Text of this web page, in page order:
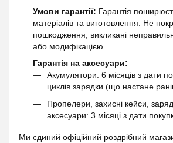
Умови гарантії: Гарантія
матеріалів та виготовлення. Не
пошкодження, викликані
або модифікацією.
Гарантія на аксесуари:
Акумулятори: 6 місяців з дати
циклів зарядки (що настане
Пропелери, захисні кейси,
аксесуари: 3 місяці з дати
Ми єдиний офіційний роздрібний